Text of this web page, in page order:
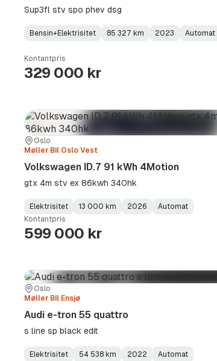
Sup3fl stv spo phev dsg
Fuel
Bensin+Elektrisitet
Kilometerstand: 85 327 km
Model
2023
Gearbox
Automat
Kontantpris
329 000 kr
Sted:
Oslo
Forhandler:
Møller Bil Oslo Vest
Volkswagen ID.7 91 kWh 4Motion
gtx 4m stv ex 86kwh 340hk
Fuel
Type:
Elektrisitet
Kilometerstand:
13 000 km
Model
Year:
2026
Gearbox
Type:
Automat
Kontantpris
599 000 kr
Sted:
Oslo
Forhandler:
Møller Bil Ensjø
Audi e-tron 55 quattro
s line sp black edit
Elektrisitet 54 538 km 2022 Automat